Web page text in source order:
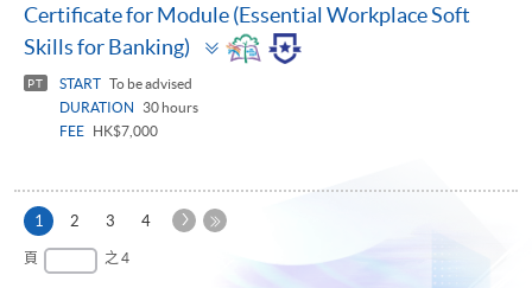
Certificate for Module (Essential Workplace Soft
Skills for Banking)
Toggle
panel
PT START To be advised
DURATION
30 hours
FEE
HK$7,000
1 本
頁
2 3 4
下
頁 之 4